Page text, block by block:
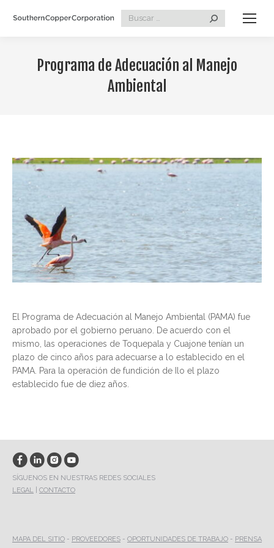
Search:
Programa de Adecuación al Manejo
Ambiental
El Programa de Adecuación al Manejo Ambiental (PAMA) fue
aprobado por el gobierno peruano. De acuerdo con el
mismo, las operaciones de Toquepala y Cuajone tenían un
plazo de cinco años para adecuarse a lo establecido en el
PAMA. Para la operación de fundición de Ilo el plazo
establecido fue de diez años.
SÍGUENOS EN NUESTRAS REDES SOCIALES
LEGAL
CONTACTO
MAPA DEL SITIO - PROVEEDORES - OPORTUNIDADES DE TRABAJO - PRENSA